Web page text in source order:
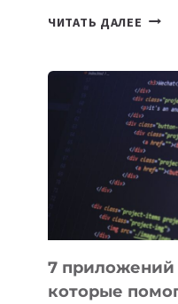
ЧИТАТЬ ДАЛЕЕ ТАСК-
ДЛЯ
7 приложений
которые